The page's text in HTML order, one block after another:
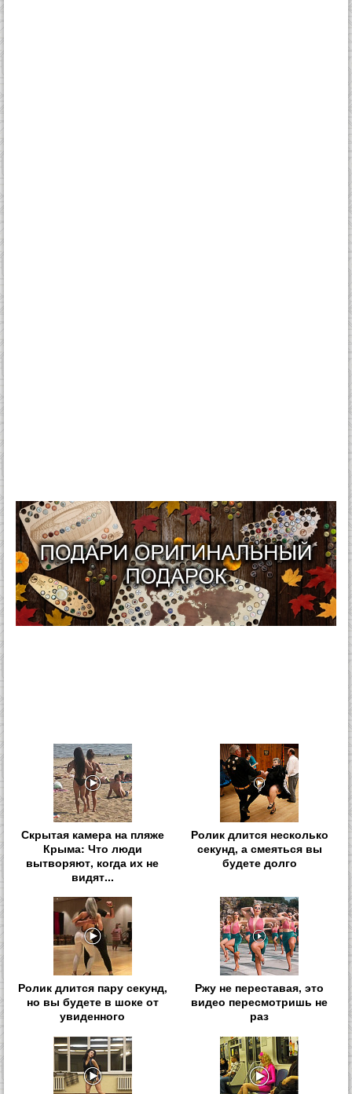
Скрытая камера на пляже
Крыма: Что люди
вытворяют, когда их не
видят...
Ролик длится несколько
секунд, а смеяться вы
будете долго
Ролик длится пару секунд,
но вы будете в шоке от
увиденного
Ржу не переставая, это
видео пересмотришь не
раз